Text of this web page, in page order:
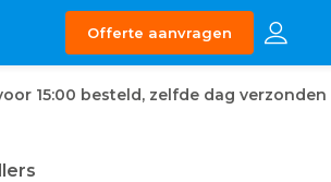
Offerte aanvragen
15:00 besteld, zelfde dag verzonden